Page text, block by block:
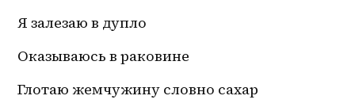
Я залезаю в дупло
Оказываюсь в раковине
Глотаю жемчужину словно сахар